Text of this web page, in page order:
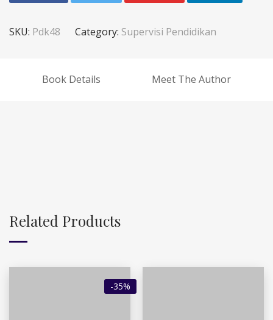
SKU: Pdk48 Category: Supervisi Pendidikan
Book Details Meet The Author
Related Products
-35%